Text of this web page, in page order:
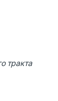
со
тракта